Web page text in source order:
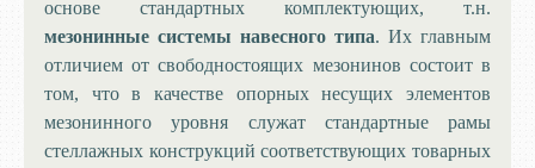
основе стандартных комплектующих, т.н.
мезонинные системы навесного типа. Их главным
отличием от свободностоящих мезонинов состоит в
том, что в качестве опорных несущих элементов
мезонинного уровня служат стандартные рамы
стеллажных конструкций соответствующих товарных